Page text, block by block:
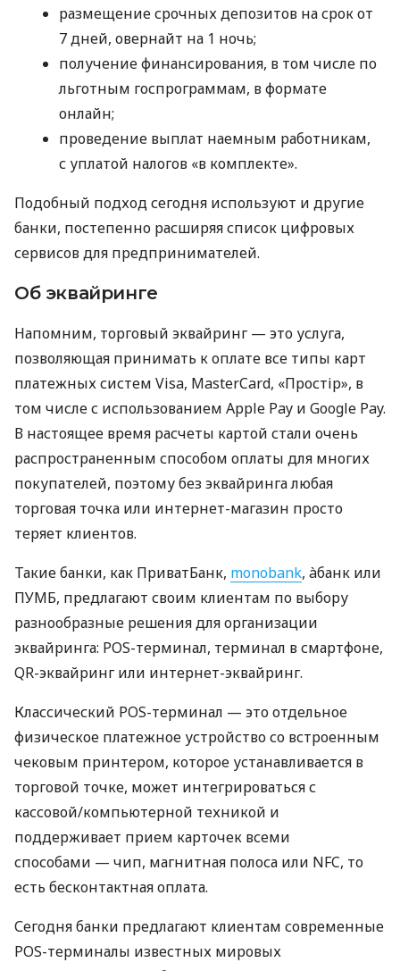
размещение срочных депозитов на срок от
7 дней, овернайт на 1 ночь;
получение финансирования, в том числе по
льготным госпрограммам, в формате
онлайн;
проведение выплат наемным работникам,
с уплатой налогов «в комплекте».
Подобный подход сегодня используют и другие
банки, постепенно расширяя список цифровых
сервисов для предпринимателей.
Об эквайринге
Напомним, торговый эквайринг — это услуга,
позволяющая принимать к оплате все типы карт
платежных систем Visa, MasterCard, «Простір», в
том числе с использованием Apple Pay и Google Pay.
В настоящее время расчеты картой стали очень
распространенным способом оплаты для многих
покупателей, поэтому без эквайринга любая
торговая точка или интернет-магазин просто
теряет клиентов.
Такие банки, как ПриватБанк, monobank, àбанк или
ПУМБ, предлагают своим клиентам по выбору
разнообразные решения для организации
эквайринга: POS-терминал, терминал в смартфоне,
QR-эквайринг или интернет-эквайринг.
Классический POS-терминал — это отдельное
физическое платежное устройство со встроенным
чековым принтером, которое устанавливается в
торговой точке, может интегрироваться с
кассовой/компьютерной техникой и
поддерживает прием карточек всеми
способами — чип, магнитная полоса или NFC, то
есть бесконтактная оплата.
Сегодня банки предлагают клиентам современные
POS-терминалы известных мировых